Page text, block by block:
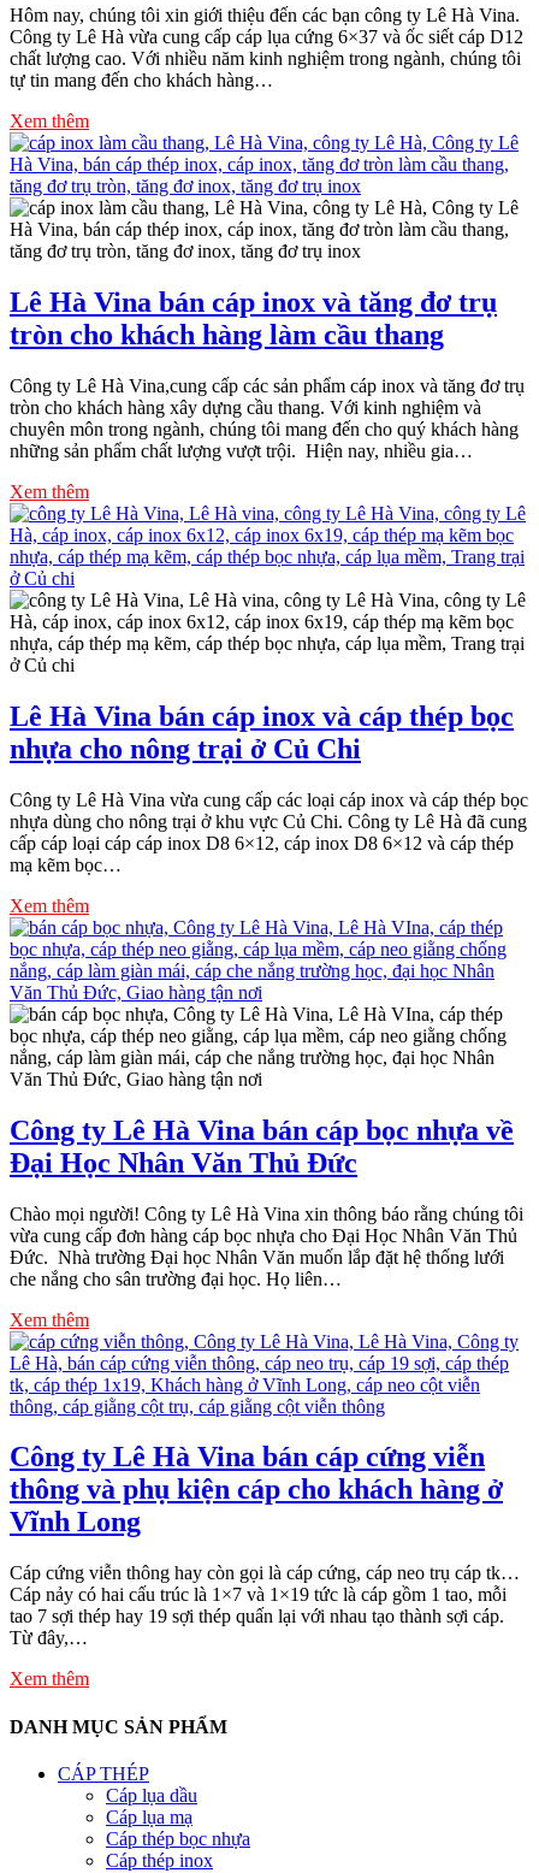
Hôm nay, chúng tôi xin giới thiệu đến các bạn công ty Lê Hà Vina.
Công ty Lê Hà vừa cung cấp cáp lụa cứng 6×37 và ốc siết cáp D12
chất lượng cao. Với nhiều năm kinh nghiệm trong ngành, chúng tôi
tự tin mang đến cho khách hàng…
Xem thêm
Lê Hà Vina bán cáp inox và tăng đơ trụ
tròn cho khách hàng làm cầu thang
Công ty Lê Hà Vina,cung cấp các sản phẩm cáp inox và tăng đơ trụ
tròn cho khách hàng xây dựng cầu thang. Với kinh nghiệm và
chuyên môn trong ngành, chúng tôi mang đến cho quý khách hàng
những sản phẩm chất lượng vượt trội. Hiện nay, nhiều gia…
Xem thêm
Lê Hà Vina bán cáp inox và cáp thép bọc
nhựa cho nông trại ở Củ Chi
Công ty Lê Hà Vina vừa cung cấp các loại cáp inox và cáp thép bọc
nhựa dùng cho nông trại ở khu vực Củ Chi. Công ty Lê Hà đã cung
cấp cáp loại cáp cáp inox D8 6×12, cáp inox D8 6×12 và cáp thép
mạ kẽm bọc…
Xem thêm
Công ty Lê Hà Vina bán cáp bọc nhựa về
Đại Học Nhân Văn Thủ Đức
Chào mọi người! Công ty Lê Hà Vina xin thông báo rằng chúng tôi
vừa cung cấp đơn hàng cáp bọc nhựa cho Đại Học Nhân Văn Thủ
Đức. Nhà trường Đại học Nhân Văn muốn lắp đặt hệ thống lưới
che nắng cho sân trường đại học. Họ liên…
Xem thêm
Công ty Lê Hà Vina bán cáp cứng viễn
thông và phụ kiện cáp cho khách hàng ở
Vĩnh Long
Cáp cứng viễn thông hay còn gọi là cáp cứng, cáp neo trụ cáp tk…
Cáp nảy có hai cấu trúc là 1×7 và 1×19 tức là cáp gồm 1 tao, mỗi
tao 7 sợi thép hay 19 sợi thép quấn lại với nhau tạo thành sợi cáp.
Từ đây,…
Xem thêm
DANH MỤC SẢN PHẨM
CÁP THÉP
Cáp lụa dầu
Cáp lụa mạ
Cáp thép bọc nhựa
Cáp thép inox